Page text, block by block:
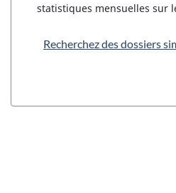
statistiques mensuelles sur
Recherchez des dossiers